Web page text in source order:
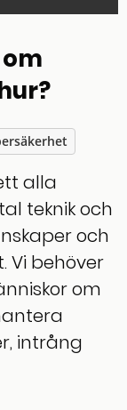
alla
teknik och
och
Vi behöver
om
intrång